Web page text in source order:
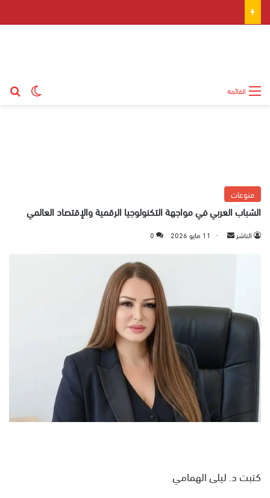
القائمة
منوعات
الشباب العربي في مواجهة التكنولوجيا الرقمية والإقتصاد العالمي
الناشر
ر
إ
ر
ا
11 مايو 2026 0
كتبت د. ليلى الهمامي